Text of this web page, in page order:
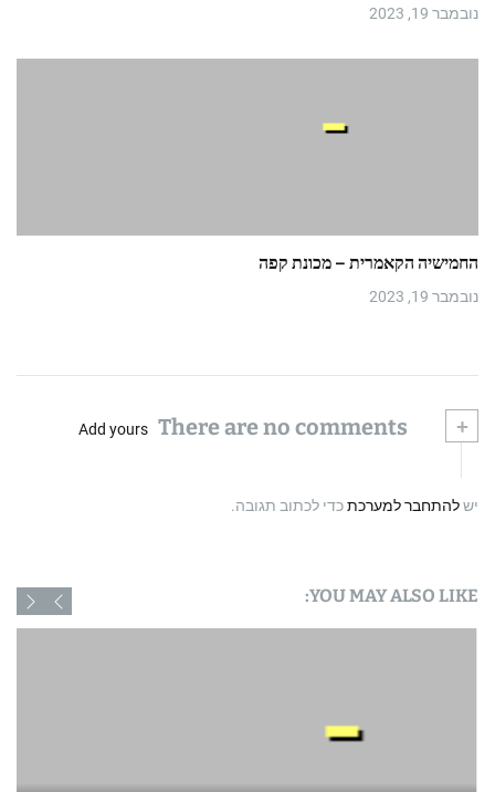
נובמבר 19, 2023
החמישיה הקאמרית – מכונת קפה
נובמבר 19, 2023
+
Add yours
ישלהתחבר למערכתכדי לכתוב תגובה.
YOU MAY ALSO LIKE: